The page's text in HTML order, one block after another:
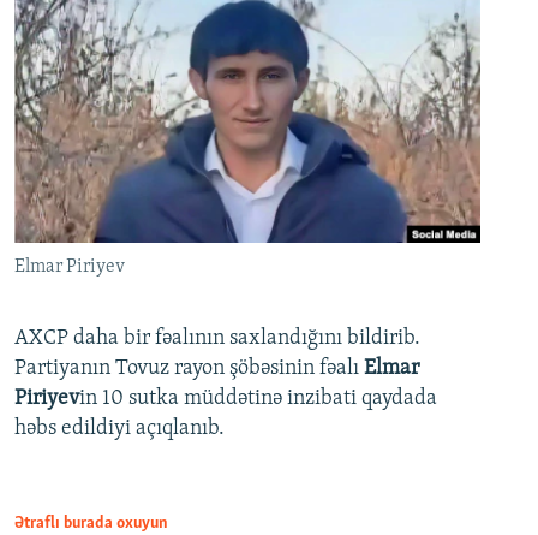
Elmar Piriyev
AXCP daha bir fəalının saxlandığını bildirib.
Partiyanın Tovuz rayon şöbəsinin fəalı Elmar
Piriyevin 10 sutka müddətinə inzibati qaydada
həbs edildiyi açıqlanıb.
Ətraflı burada oxuyun